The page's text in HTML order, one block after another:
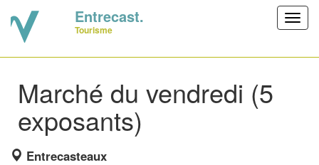
Entrecast.
Tourisme
Marché du vendredi (5
exposants)
Entrecasteaux